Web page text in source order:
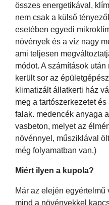
összes energetikával,
nem csak a külső
esetében egyedi
növények és a víz nagy
ami teljesen
módot. A számítások
került sor az
klimatizált állatkerti ház
meg a tartószerkezetet
falak. medencék anyaga
vasbeton, melyet az
növénnyel, műsziklával
még folyamatban van.)
Miért ilyen a kupola?
Már az elején
mind a növényekkel